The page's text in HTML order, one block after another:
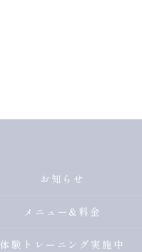
お知らせ
メニュー&料金
体験トレーニング実施中